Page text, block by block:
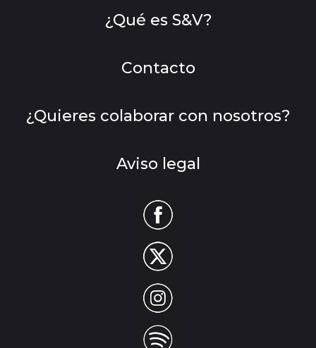
¿Qué es S&V?
Contacto
¿Quieres colaborar con nosotros?
Aviso legal